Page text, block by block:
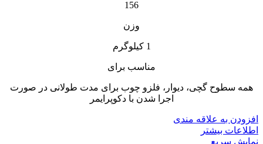
156
وزن
1 کیلوگرم
مناسب برای
همه سطوح گچى، دیوار، فلزو چوب براى مدت طولانى در صورت
اجرا شدن با دکوپرایمر
افزودن به علاقه مندی
اطلاعات بیشتر
نمایش سریع